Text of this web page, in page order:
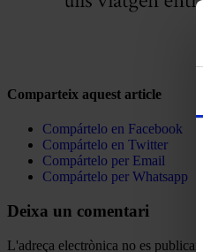
Comparteix aquest article
Compártelo en Facebook
Compártelo en Twitter
Compártelo per Email
Compártelo per Whatsapp
Deixa un comentari
L'adreça electrònica no es publicarà.